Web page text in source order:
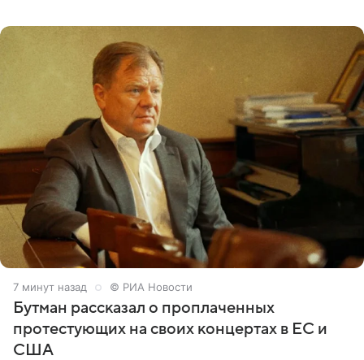
7 минут назад © РИА Новости
Бутман рассказал о проплаченных
протестующих на своих концертах в ЕС и
США